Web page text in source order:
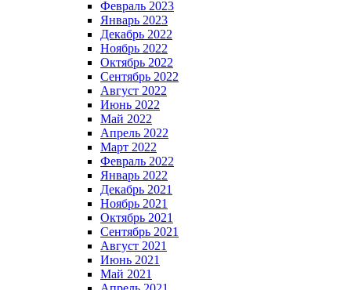
Февраль 2023
Январь 2023
Декабрь 2022
Ноябрь 2022
Октябрь 2022
Сентябрь 2022
Август 2022
Июнь 2022
Май 2022
Апрель 2022
Март 2022
Февраль 2022
Январь 2022
Декабрь 2021
Ноябрь 2021
Октябрь 2021
Сентябрь 2021
Август 2021
Июнь 2021
Май 2021